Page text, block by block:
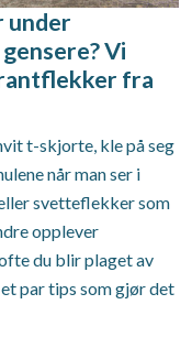
under
Vi
fra
t-skjorte, kle på seg
når man ser i
svetteflekker som
opplever
du blir plaget av
par tips som gjør det